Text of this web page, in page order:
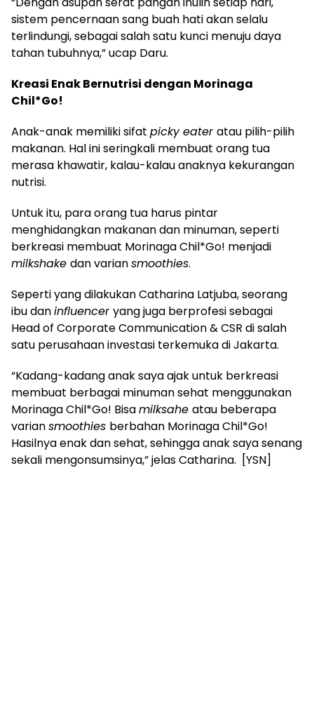
sistem pencernaan sang buah hati akan selalu
terlindungi, sebagai salah satu kunci menuju daya
tahan tubuhnya,” ucap Daru.
Kreasi Enak Bernutrisi dengan Morinaga
Chil*Go!
Anak-anak memiliki sifat picky eateratau pilih-pilih
makanan. Hal ini seringkali membuat orang tua
merasa khawatir, kalau-kalau anaknya kekurangan
nutrisi.
Untuk itu, para orang tua harus pintar
menghidangkan makanan dan minuman, seperti
berkreasi membuat Morinaga Chil*Go! menjadi
milkshake dan variansmoothies.
Seperti yang dilakukan Catharina Latjuba, seorang
ibu daninfluenceryang juga berprofesi sebagai
Head of Corporate Communication & CSR di salah
satu perusahaan investasi terkemuka di Jakarta.
“Kadang-kadang anak saya ajak untuk berkreasi
membuat berbagai minuman sehat menggunakan
Morinaga Chil*Go! Bisamilksahe atau beberapa
variansmoothies berbahan Morinaga Chil*Go!
Hasilnya enak dan sehat, sehingga anak saya senang
sekali mengonsumsinya,” jelas Catharina. [YSN]